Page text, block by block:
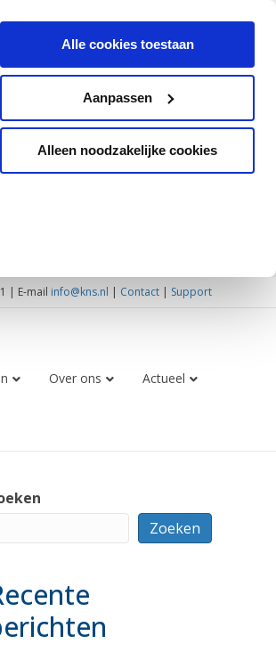
Alle cookies toestaan
Aanpassen
Alleen noodzakelijke cookies
| E-mail info@kns.nl | Contact | Support
Over ons Actueel
Zoeken